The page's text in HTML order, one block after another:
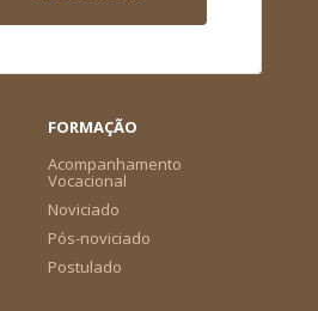
FORMAÇÃO
Acompanhamento
Vocacional
Noviciado
Pós-noviciado
Postulado